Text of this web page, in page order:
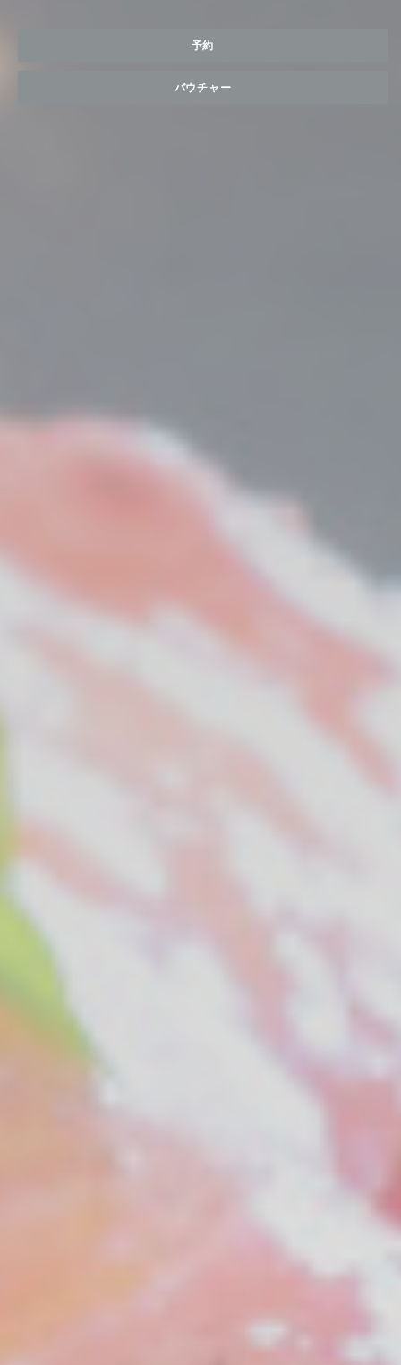
予約
バウチャー